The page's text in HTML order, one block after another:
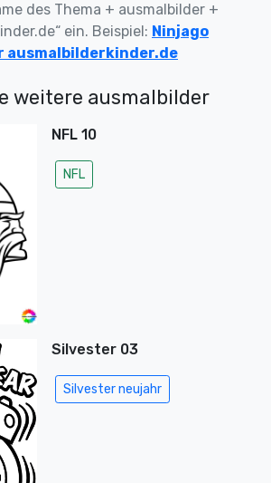
des Thema + ausmalbilder +
ein. Beispiel: Ninjago
ausmalbilderkinder.de
weitere ausmalbilder
NFL 10
NFL
Silvester 03
Silvester neujahr